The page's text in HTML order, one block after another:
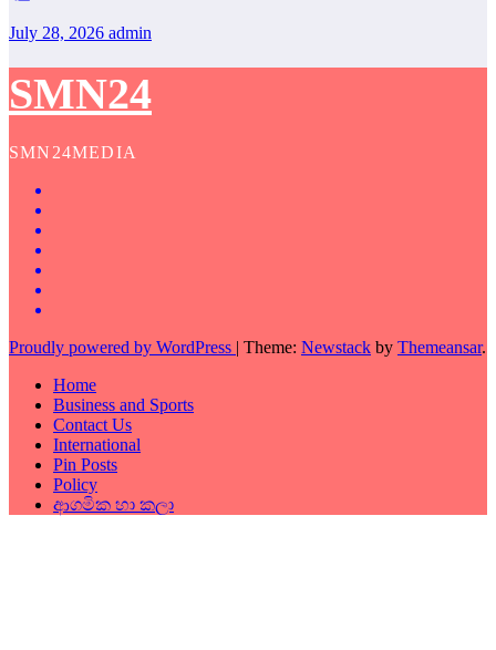
July 28, 2026 admin
SMN24
SMN24MEDIA
Proudly powered by WordPress | Theme: Newstack by Themeansar.
Home
Business and Sports
Contact Us
International
Pin Posts
Policy
ආගමික හා කලා